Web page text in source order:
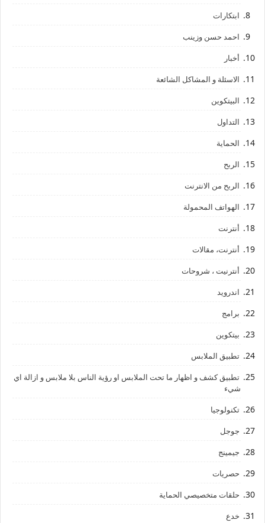
ابتكارات
احمد حسن وزينب
أخبار
الاسئلة و المشاكل الشائعة
البيتكوين
التداول
الحماية
الربح
الربح من الانترنت
الهواتف المحمولة
أنترنت
أنترنت، مقالات
أنترنيت ، شروحات
اندرويد
برامج
بيتكوين
تطبيق الملابس
تطبيق كشف و اظهار ما تحت الملابس او رؤية الناس بلا ملابس و ازالة اي
شيء
تكنولوجيا
جوجل
جيمينج
حصريات
حلقات متخصيصي الحماية
خدع